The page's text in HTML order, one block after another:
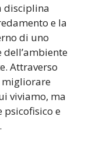
disciplina
e la
di uno
dell’ambiente
Attraverso
migliorare
viviamo, ma
psicofisico e